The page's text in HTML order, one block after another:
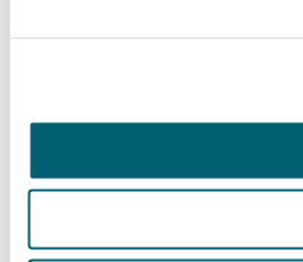
Mit Ihrer Spende fördern
Rehabilitanden und ihrer